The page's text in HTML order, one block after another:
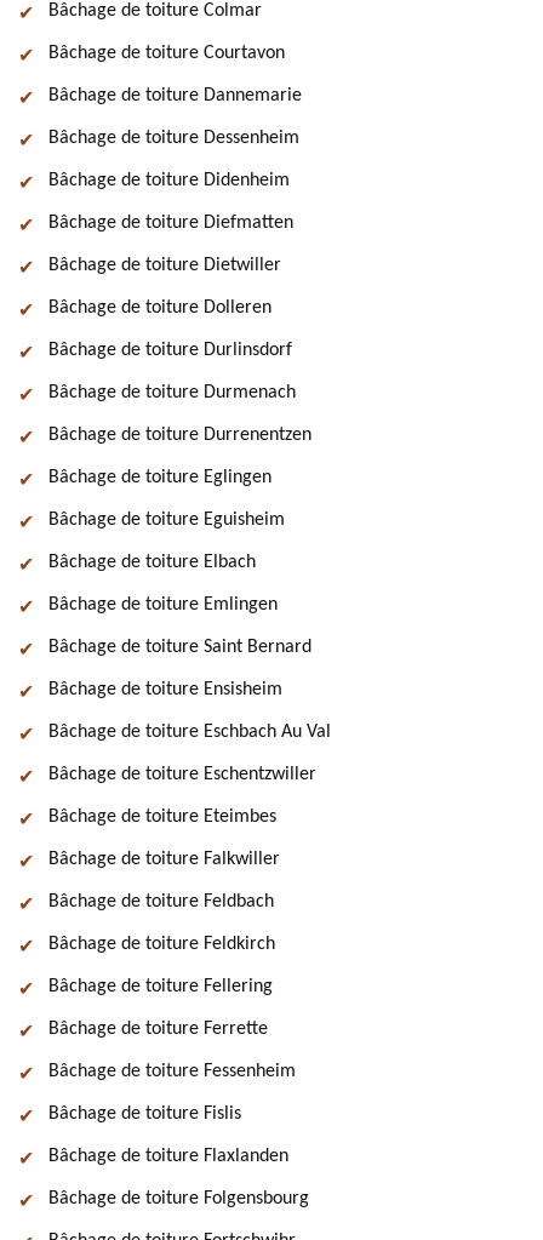
Bâchage de toiture Colmar
Bâchage de toiture Courtavon
Bâchage de toiture Dannemarie
Bâchage de toiture Dessenheim
Bâchage de toiture Didenheim
Bâchage de toiture Diefmatten
Bâchage de toiture Dietwiller
Bâchage de toiture Dolleren
Bâchage de toiture Durlinsdorf
Bâchage de toiture Durmenach
Bâchage de toiture Durrenentzen
Bâchage de toiture Eglingen
Bâchage de toiture Eguisheim
Bâchage de toiture Elbach
Bâchage de toiture Emlingen
Bâchage de toiture Saint Bernard
Bâchage de toiture Ensisheim
Bâchage de toiture Eschbach Au Val
Bâchage de toiture Eschentzwiller
Bâchage de toiture Eteimbes
Bâchage de toiture Falkwiller
Bâchage de toiture Feldbach
Bâchage de toiture Feldkirch
Bâchage de toiture Fellering
Bâchage de toiture Ferrette
Bâchage de toiture Fessenheim
Bâchage de toiture Fislis
Bâchage de toiture Flaxlanden
Bâchage de toiture Folgensbourg